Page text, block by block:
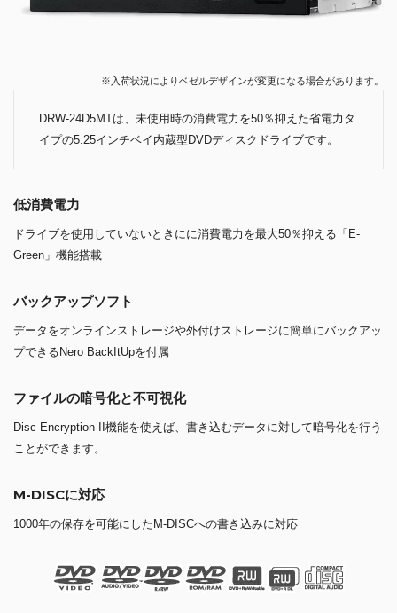
※入荷状況によりベゼルデザインが変更になる場合があります。
DRW-24D5MTは、未使用時の消費電力を50％抑えた省電力タ
イプの5.25インチベイ内蔵型DVDディスクドライブです。
低消費電力
ドライブを使用していないときにに消費電力を最大50％抑える「E-
Green」機能搭載
バックアップソフト
データをオンラインストレージや外付けストレージに簡単にバックアッ
プできるNero BackItUpを付属
ファイルの暗号化と不可視化
Disc Encryption II機能を使えば、書き込むデータに対して暗号化を行う
ことができます。
M-DISCに対応
1000年の保存を可能にしたM-DISCへの書き込みに対応